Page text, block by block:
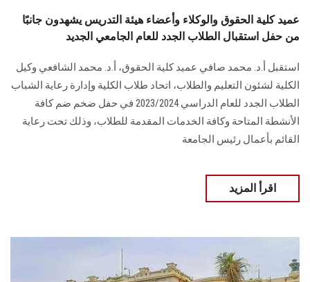
الزائـرون
سجل الان
عميد كلية الحقوق والوكلاء وأعضاء هيئة التدريس يشهدون جانبًا
من حفل استقبال الطلاب الجدد للعام الجامعي الجديد
استقبل أ.د. محمد صافي عميد كلية الحقوق، أ.د. محمد الشافعي وكيل
الكلية لشئون التعليم والطلاب، اتحاد طلاب الكلية وإدارة رعاية الشباب
الطلاب الجدد للعام الدراسي 2023/2024 في حفل ضخم ضم كافة
الأنشطة المتاحة وكافة الخدمات المقدمة للطلاب، وذلك تحت رعاية
القائم بأعمال رئيس الجامعة
اقرأ المزيد